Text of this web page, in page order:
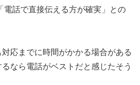
電話で直接伝える方が確実」との
応までに時間がかかる場合がある
なら電話がベストだと感じたそう